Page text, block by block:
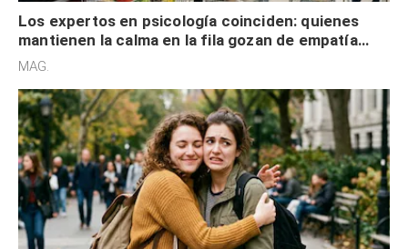
Los expertos en psicología coinciden: quienes
mantienen la calma en la fila gozan de empatía
cognitiva, gratitud y no solo tienen autocontrol
MAG.